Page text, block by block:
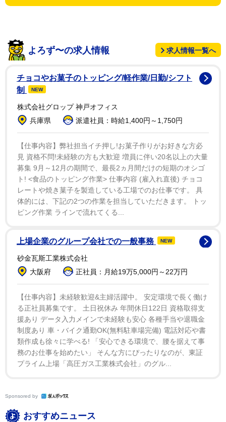
るという。「時間は不規則ですし、仕事が続いている時
り越える源となっている。
休日はジムでのトレーニングやヨガで汗を流す。「体
力が必要なことを自覚しているので、家でダラダラする
よりは、運動をしています」。ただ、出勤日でも朝の時
間に余裕があれば、運動をしてから出社をすることも。
最近は料理にハマっている。以前、釣り番組で魚の三
枚おろしに挑戦したが身がほとんど残らず、母親から
〝信じられへん〟と言われたことも始めるきっかけのひ
とつだった。「全くしていなかったので。今はメインだ
けではなく、副菜も作っています」と楽しんでいる。
ハンバーグの完成度が最近では抜群に高かったらしく
「めちゃくちゃ、きれいにできました。見ていただきた
かったくらい」と自画自賛。「ロケが多いので、お弁当
食べるのは限られた日しかないので、そこでしっかりと
栄養を取っておこうかなと」と体調管理の意味も含まれ
ている。
よろず〜の求人情報 求人情報一覧へ
チョコやお菓子のトッピング/軽作業/日勤/シフト
制
NEW
株式会社グロップ 神戸オフィス
兵庫県
派遣社員：時給1,400円～1,750円
【仕事内容】弊社担当イチ押し!お菓子作りがお好きな方必
見 資格不問!未経験の方も大歓迎 増員に伴い20名以上の大量
募集 9月～12月の期間で、最長2ヵ月間だけの短期のオシゴ
ト! <食品のトッピング作業> 仕事内容 (雇入れ直後) チョコ
レートや焼き菓子を製造している工場でのお仕事です。 具
体的には、下記の2つの作業を担当していただきます。 トッ
ピング作業 ラインで流れてくる...
上場企業のグループ会社での一般事務 NEW
砂金瓦斯工業株式会社
大阪府
正社員：月給19万5,000円～22万円
【仕事内容】未経験歓迎&主婦活躍中。 安定環境で長く働け
る正社員募集です。 土日祝休み 年間休日122日 資格取得支
援あり データ入力メインで未経験も安心 各種手当や退職金
制度あり 車・バイク通勤OK(無料駐車場完備) 電話対応や書
類作成も徐々に学べる! 「安心できる環境で、腰を据えて事
務のお仕事を始めたい」 そんな方にぴったりなのが、東証
プライム上場「高圧ガス工業株式会社」のグル...
Sponsored by
おすすめニュース